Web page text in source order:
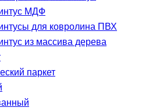
МДФ
для ковролина ПВХ
из массива дерева
паркет